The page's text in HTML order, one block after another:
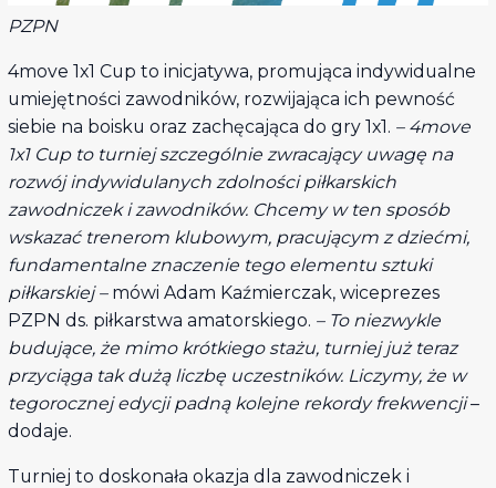
PZPN
4move 1x1 Cup to inicjatywa, promująca indywidualne
umiejętności zawodników, rozwijająca ich pewność
siebie na boisku oraz zachęcająca do gry 1x1. – 4move
1x1 Cup to turniej szczególnie zwracający uwagę na
rozwój indywidulanych zdolności piłkarskich
zawodniczek i zawodników. Chcemy w ten sposób
wskazać trenerom klubowym, pracującym z dziećmi,
fundamentalne znaczenie tego elementu sztuki
piłkarskiej –mówi Adam Kaźmierczak, wiceprezes
PZPN ds. piłkarstwa amatorskiego. – To niezwykle
budujące, że mimo krótkiego stażu, turniej już teraz
przyciąga tak dużą liczbę uczestników. Liczymy, że w
tegorocznej edycji padną kolejne rekordy frekwencji–
dodaje.
Turniej to doskonała okazja dla zawodniczek i